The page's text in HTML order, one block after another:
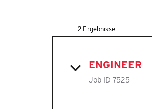
2 Ergebnisse
ENGINEER
Job ID 7525